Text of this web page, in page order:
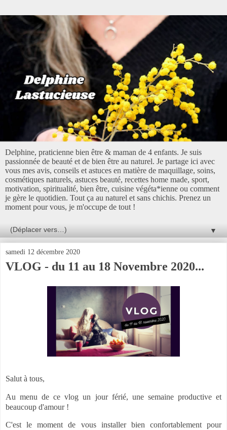
Delphine, praticienne bien être & maman de 4 enfants. Je suis
passionnée de beauté et de bien être au naturel. Je partage ici avec
vous mes avis, conseils et astuces en matière de maquillage, soins,
cosmétiques naturels, astuces beauté, recettes home made, sport,
motivation, spiritualité, bien être, cuisine végéta*ienne ou comment
je gère le quotidien. Tout ça au naturel et sans chichis. Prenez un
moment pour vous, je m'occupe de tout !
▼
samedi 12 décembre 2020
VLOG - du 11 au 18 Novembre 2020...
Salut à tous,
Au menu de ce vlog un jour férié, une semaine productive et
beaucoup d'amour !
C'est le moment de vous installer bien confortablement pour